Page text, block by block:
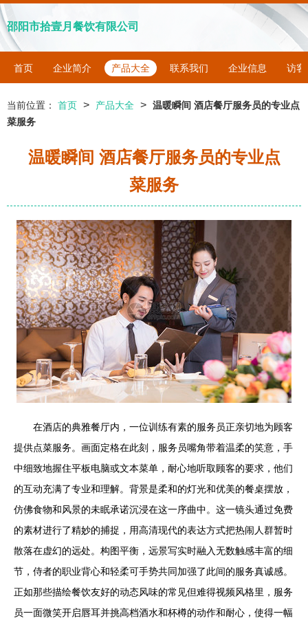
邵阳市拾壹月餐饮有限公司
首页 企业简介 产品大全 联系我们 企业信息 访客
当前位置： 首页 > 产品大全 > 温暖瞬间 酒店餐厅服务员的专业点
菜服务
温暖瞬间 酒店餐厅服务员的专业点
菜服务
在酒店的典雅餐厅内，一位训练有素的服务员正亲切地为顾客
提供点菜服务。画面定格在此刻，服务员嘴角带着温柔的笑意，手
中细致地握住平板电脑或文本菜单，耐心地听取顾客的要求，他们
的互动充满了专业和理解。背景是柔和的灯光和优美的餐桌摆放，
仿佛食物和风景的未眠承诺沉浸在这一序曲中。这一镜头通过免费
的素材进行了精妙的捕捉，用高清现代的表达方式把热闹人群暂时
散落在虚幻的远处。构图平衡，远景写实时融入无数触感丰富的细
节，侍者的职业背心和轻柔可手势共同加强了此间的服务真诚感。
正如那些描绘餐饮友好的动态风味的常见但难得视频风格里，服务
员一面微笑开启唇耳并挑高档酒水和杯樽的动作和耐心，使得一幅